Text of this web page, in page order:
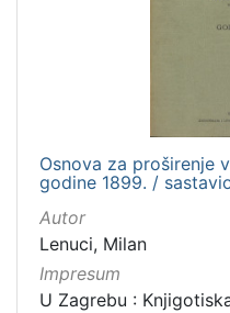
Osnova za proširenje
godine 1899. /
Autor
Lenuci, Milan
Impresum
U Zagrebu :